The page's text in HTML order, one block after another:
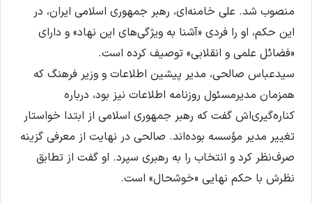
منصوب شد. علی خامنه‌ای، رهبر جمهوری اسلامی ایران، در
این حکم، او را فردی «آشنا به ویژگی‌های این نهاد» و دارای
«فضائل علمی و انقلابی» توصیف کرده است.
سیدعباس صالحی، مدیر پیشین اطلاعات و وزیر فرهنگ که
همزمان مدیرمسئول روزنامه اطلاعات نیز بود، درباره
کناره‌گیری‌اش گفت که رهبر جمهوری اسلامی از ابتدا خواستار
تغییر مدیر مؤسسه بوده‌اند. صالحی در نهایت از معرفی گزینه
صرف‌نظر کرد و انتخاب را به رهبری سپرد. او گفت از تطابق
نظرش با حکم نهایی «خوشحال» است.